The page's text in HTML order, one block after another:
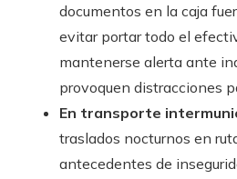
documentos en la caja
evitar portar todo el
mantenerse alerta ante
provoquen distracciones
En transporte
traslados nocturnos en
antecedentes de